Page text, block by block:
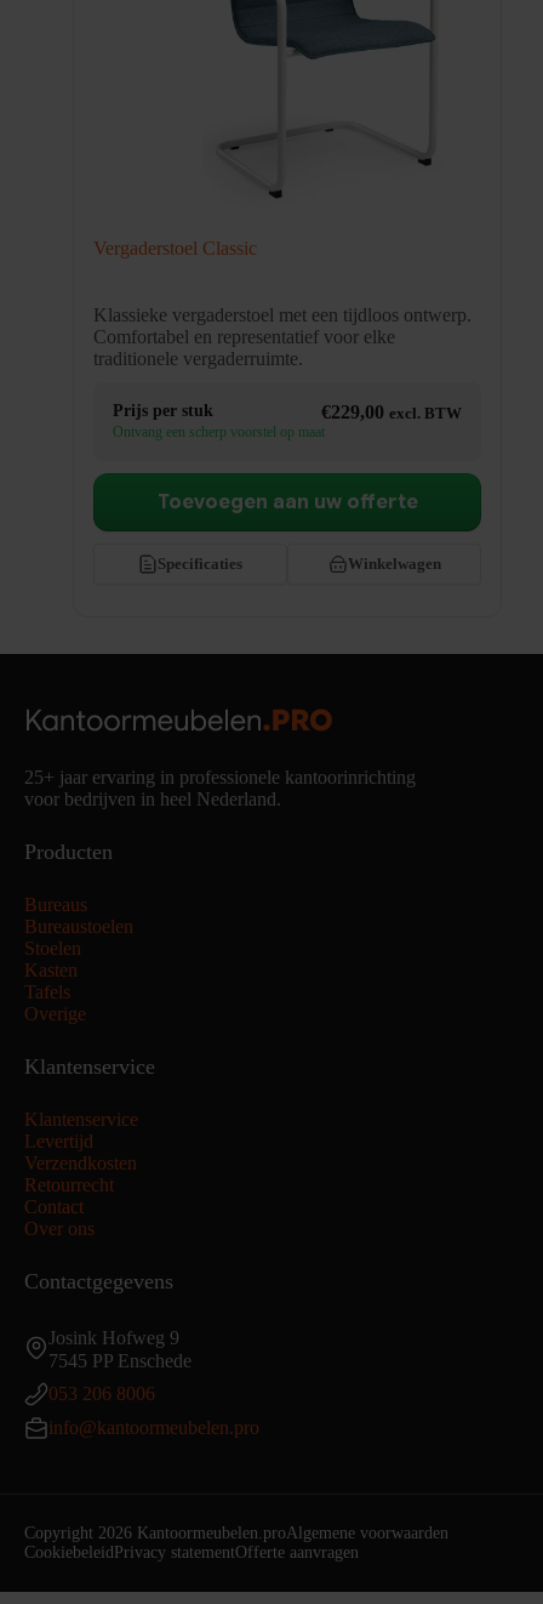
Vergaderstoel Classic
Klassieke vergaderstoel met een tijdloos ontwerp.
Comfortabel en representatief voor elke
traditionele vergaderruimte.
Prijs per stuk €229,00 excl. BTW
Ontvang een scherp voorstel op maat
Specificaties Winkelwagen
Toevoegen aan uw offerte
25+ jaar ervaring in professionele kantoorinrichting
voor bedrijven in heel Nederland.
Producten
Bureaus
Bureaustoelen
Stoelen
Kasten
Tafels
Overige
Klantenservice
Klantenservice
Levertijd
Verzendkosten
Retourrecht
Contact
Over ons
Contactgegevens
Josink Hofweg 9
7545 PP Enschede
053 206 8006
info@kantoormeubelen.pro
Copyright 2026 Kantoormeubelen.proAlgemene voorwaarden
Cookiebeleid Privacy statementOfferte aanvragen